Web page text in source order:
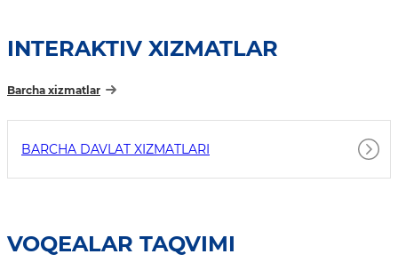
INTERAKTIV XIZMATLAR
Barcha xizmatlar
BARCHA DAVLAT XIZMATLARI
VOQEALAR TAQVIMI